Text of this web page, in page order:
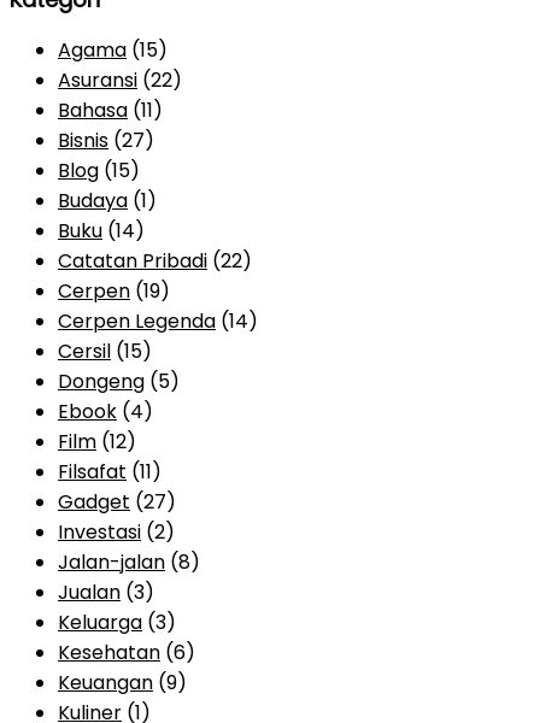
Agama (15)
Asuransi (22)
Bahasa (11)
Bisnis (27)
Blog (15)
Budaya (1)
Buku (14)
Catatan Pribadi (22)
Cerpen (19)
Cerpen Legenda (14)
Cersil (15)
Dongeng (5)
Ebook (4)
Film (12)
Filsafat (11)
Gadget (27)
Investasi (2)
Jalan-jalan (8)
Jualan (3)
Keluarga (3)
Kesehatan (6)
Keuangan (9)
Kuliner (1)